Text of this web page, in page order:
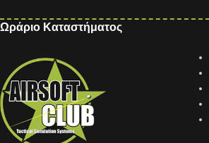
Ωράριο Καταστήματος